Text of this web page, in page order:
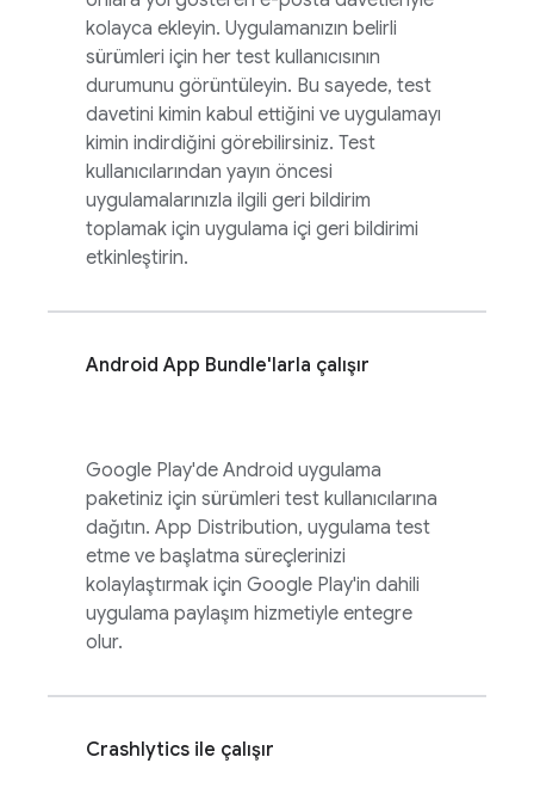
kolayca ekleyin. Uygulamanızın belirli
sürümleri için her test kullanıcısının
durumunu görüntüleyin. Bu sayede, test
davetini kimin kabul ettiğini ve uygulamayı
kimin indirdiğini görebilirsiniz. Test
kullanıcılarından yayın öncesi
uygulamalarınızla ilgili geri bildirim
toplamak için uygulama içi geri bildirimi
etkinleştirin.
Android App Bundle'larla çalışır
Google Play'de Android uygulama
paketiniz için sürümleri test kullanıcılarına
dağıtın. App Distribution, uygulama test
etme ve başlatma süreçlerinizi
kolaylaştırmak için Google Play'in dahili
uygulama paylaşım hizmetiyle entegre
olur.
Crashlytics ile çalışır